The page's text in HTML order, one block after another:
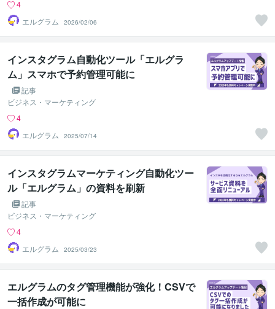
4
エルグラム
2026/02/06
インスタグラム自動化ツール「エルグラ
ム」スマホで予約管理可能に
記事
ビジネス・マーケティング
4
エルグラム
2025/07/14
インスタグラムマーケティング自動化ツー
ル「エルグラム」の資料を刷新
記事
ビジネス・マーケティング
4
エルグラム
2025/03/23
エルグラムのタグ管理機能が強化！CSVで
一括作成が可能に